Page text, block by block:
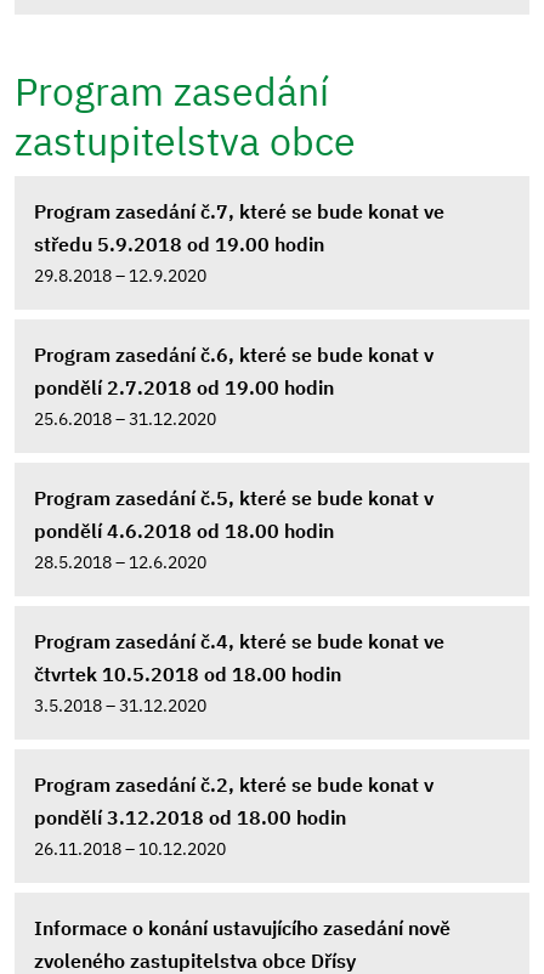
Program zasedání
zastupitelstva obce
Program zasedání č.7, které se bude konat ve
středu 5.9.2018 od 19.00 hodin
29.8.2018 – 12.9.2020
Program zasedání č.6, které se bude konat v
pondělí 2.7.2018 od 19.00 hodin
25.6.2018 – 31.12.2020
Program zasedání č.5, které se bude konat v
pondělí 4.6.2018 od 18.00 hodin
28.5.2018 – 12.6.2020
Program zasedání č.4, které se bude konat ve
čtvrtek 10.5.2018 od 18.00 hodin
3.5.2018 – 31.12.2020
Program zasedání č.2, které se bude konat v
pondělí 3.12.2018 od 18.00 hodin
26.11.2018 – 10.12.2020
Informace o konání ustavujícího zasedání nově
zvoleného zastupitelstva obce Dřísy